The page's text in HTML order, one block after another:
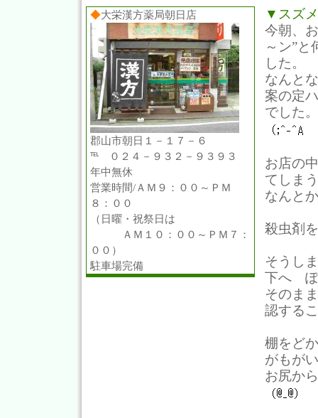
▼スズ
今朝、
～ン”
した。
なんと
案の定
でした。
お店の
てしま
なんと
殺虫剤
そうし
下へ ぽ
そのま
認する
棚をど
がもが
お尻か
◆大栄漢方薬局朝日店
郡山市朝日１－１７－６
℡ ０２４－９３２－９３９３
年中無休
営業時間/ＡＭ９：００～ＰＭ
８：００
（日曜・祝祭日は
ＡＭ１０：００～ＰＭ７：
００）
駐車場完備